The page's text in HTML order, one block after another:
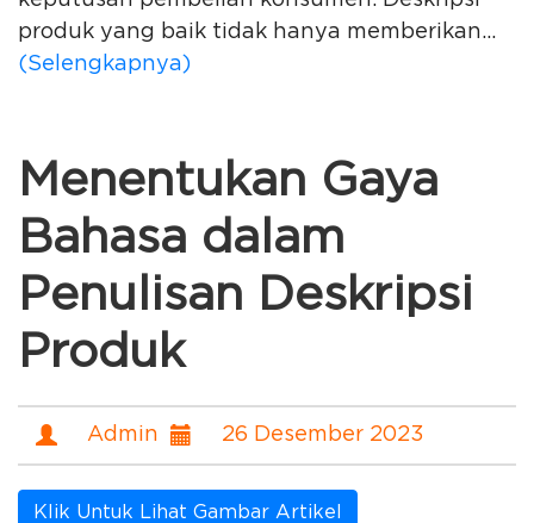
produk yang baik tidak hanya memberikan...
(Selengkapnya)
Menentukan Gaya
Bahasa dalam
Penulisan Deskripsi
Produk
Admin 26 Desember 2023
Klik Untuk Lihat Gambar Artikel